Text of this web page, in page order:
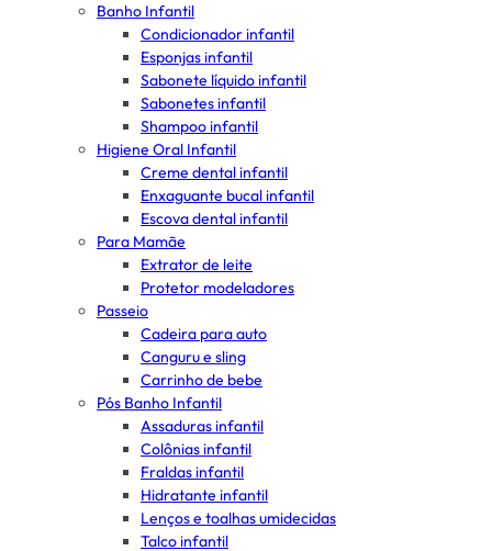
Banho Infantil
Condicionador infantil
Esponjas infantil
Sabonete líquido infantil
Sabonetes infantil
Shampoo infantil
Higiene Oral Infantil
Creme dental infantil
Enxaguante bucal infantil
Escova dental infantil
Para Mamãe
Extrator de leite
Protetor modeladores
Passeio
Cadeira para auto
Canguru e sling
Carrinho de bebe
Pós Banho Infantil
Assaduras infantil
Colônias infantil
Fraldas infantil
Hidratante infantil
Lenços e toalhas umidecidas
Talco infantil